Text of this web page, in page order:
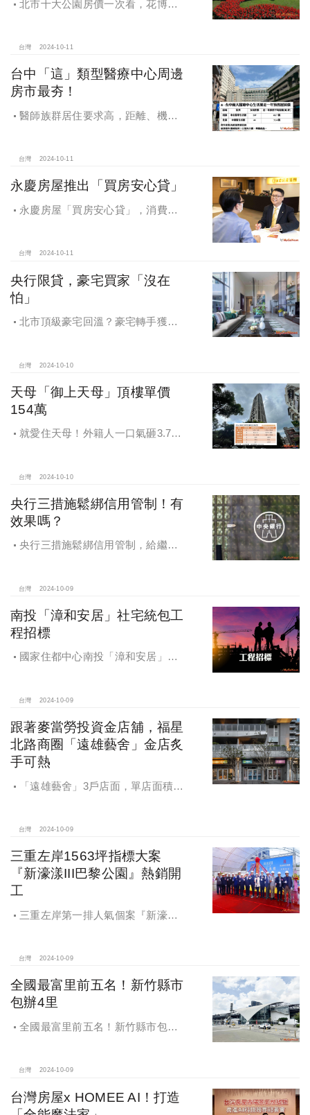
北市十大公園房價一次看，花博年
台灣 2024-10-11
台中「這」類型醫療中心周邊
房市最夯！
醫師族群居住要求高，距離、機能
台灣 2024-10-11
永慶房屋推出「買房安心貸」
永慶房屋「買房安心貸」，消費者
產交易安全
台灣 2024-10-11
央行限貸，豪宅買家「沒在
怕」
北市頂級豪宅回溫？豪宅轉手獲利
台灣 2024-10-10
天母「御上天母」頂樓單價
154萬
就愛住天母！外籍人一口氣砸3.78
台灣 2024-10-10
央行三措施鬆綁信用管制！有
效果嗎？
央行三措施鬆綁信用管制，給繼
台灣 2024-10-09
南投「漳和安居」社宅統包工
程招標
國家住都中心南投「漳和安居」社
台灣 2024-10-09
跟著麥當勞投資金店舖，福星
北路商圈「遠雄藝舍」金店炙
手可熱
「遠雄藝舍」3戶店面，單店面積在
百萬的交易行情
台灣 2024-10-09
三重左岸1563坪指標大案
『新濠漾III巴黎公園』熱銷開
工
三重左岸第一排人氣個案『新濠漾III
台灣 2024-10-09
全國最富里前五名！新竹縣市
包辦4里
全國最富里前五名！新竹縣市包辦4
台灣 2024-10-09
台灣房屋x HOMEE AI！打造